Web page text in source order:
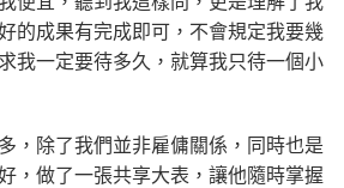
的成果有完成即可，不會規定我要幾
我一定要待多久，就算我只待一個小
，除了我們並非雇傭關係，同時也是
，做了一張共享大表，讓他隨時掌握